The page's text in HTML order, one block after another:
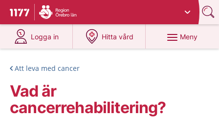
Till startsidan för 1177
Du har valt region
Logga in
på 1177.se
Hitta vård
på 1177.se
Meny
Att leva med cancer
Vad är
cancerrehabilitering?